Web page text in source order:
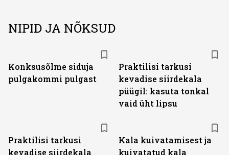
NIPID JA NÕKSUD
Konksusõlme siduja
pulgakommi pulgast
Praktilisi tarkusi
kevadise siirdekala
püügil: kasuta tonkal
vaid üht lipsu
Praktilisi tarkusi
kevadise siirdekala
Kala kuivatamisest ja
kuivatatud kala